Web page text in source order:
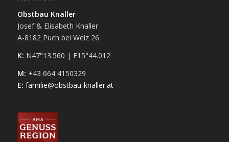
Obstbau Knaller
Josef & Elisabeth Knaller
A-8182 Puch bei Weiz 26
K: N47°13.560 | E15°44.012
M: +43 664 4150329
E: familie@obstbau-knaller.at